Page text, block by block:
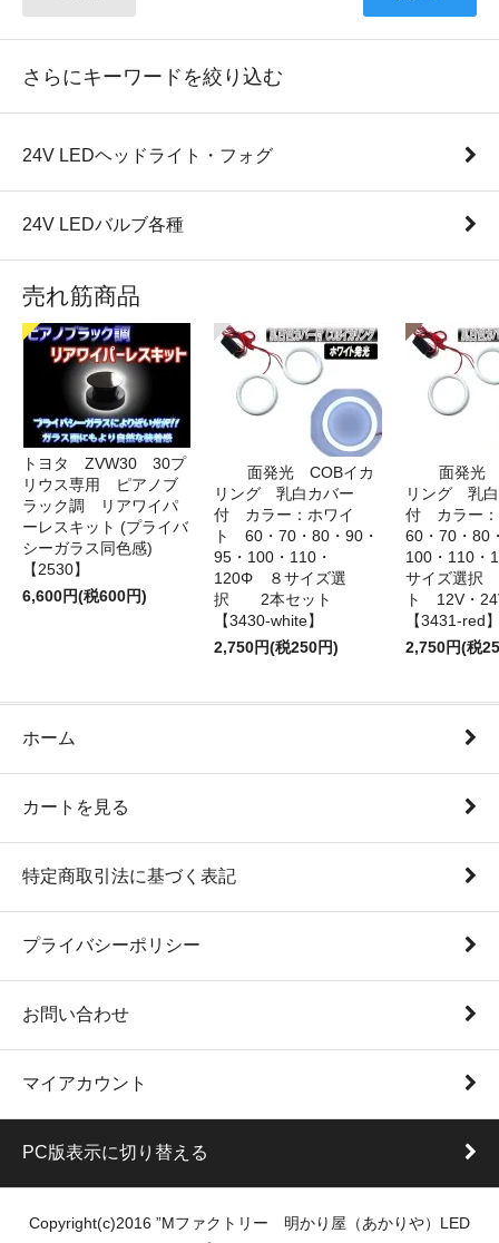
さらにキーワードを絞り込む
24V LEDヘッドライト・フォグ
24V LEDバルブ各種
売れ筋商品
トヨタ ZVW30 30プ
リウス専用 ピアノブ
ラック調 リアワイパ
ーレスキット (プライバ
シーガラス同色感)
【2530】
6,600円(税600円)
面発光 COBイカ
リング 乳白カバー
付 カラー：ホワイ
ト 60・70・80・90・
95・100・110・
120Φ ８サイズ選
択 2本セット
【3430-white】
2,750円(税250円)
面発光
リング 乳
付 カラー
60・70・80
100・110
サイズ選
ト 12V・
【3431-red
2,750円(税
ホーム
カートを見る
特定商取引法に基づく表記
プライバシーポリシー
お問い合わせ
マイアカウント
PC版表示に切り替える
Copyright(c)2016 ”Mファクトリー 明かり屋（あかりや）LED